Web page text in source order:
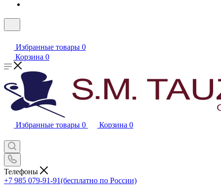
Избранные товары 0
Корзина 0
Избранные товары 0 Корзина 0
Телефоны
+7 985 079-91-91(бесплатно по России)